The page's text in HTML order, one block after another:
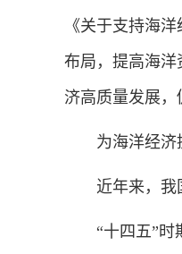
《关于支持海
布局，提高海
济高质量发展，
为海洋经济
近年来，我国
“十四五”时期